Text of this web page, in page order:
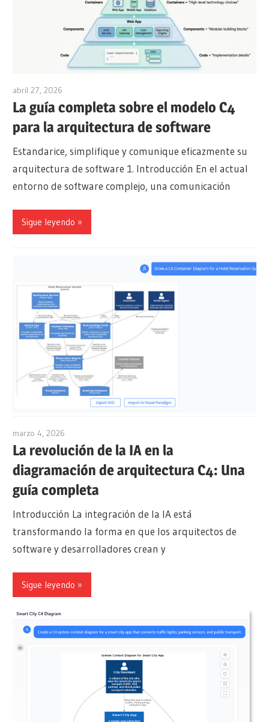
abril 27, 2026
La guía completa sobre el modelo C4
para la arquitectura de software
Estandarice, simplifique y comunique eficazmente su
arquitectura de software 1. Introducción En el actual
entorno de software complejo, una comunicación
Sigue leyendo
marzo 4, 2026
La revolución de la IA en la
diagramación de arquitectura C4: Una
guía completa
Introducción La integración de la IA está
transformando la forma en que los arquitectos de
software y desarrolladores crean y
Sigue leyendo